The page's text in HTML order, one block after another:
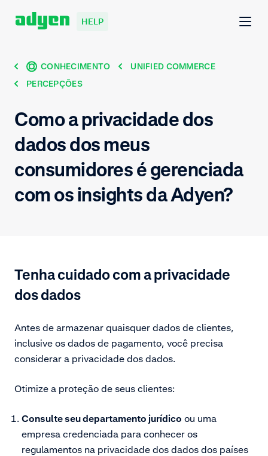
HELP
CONHECIMENTO
UNIFIED COMMERCE
PERCEPÇÕES
Como a privacidade dos
dados dos meus
consumidores é gerenciada
com os insights da Adyen?
Tenha cuidado com a privacidade
dos dados
Antes de armazenar quaisquer dados de clientes,
inclusive os dados de pagamento, você precisa
considerar a privacidade dos dados.
Otimize a proteção de seus clientes:
Consulte seu departamento jurídico ou uma
empresa credenciada para conhecer os
regulamentos na privacidade dos dados dos países